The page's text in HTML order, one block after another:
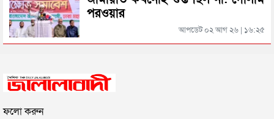
সিলেটের মহাসড়কে ৬ মাসে দুর্ঘটনায় ১১৭ জনের প্রাণহানি
পরওয়ার
আপডেট ০২ আগ ২৬ | ১৬:২৫
ফলো করুন